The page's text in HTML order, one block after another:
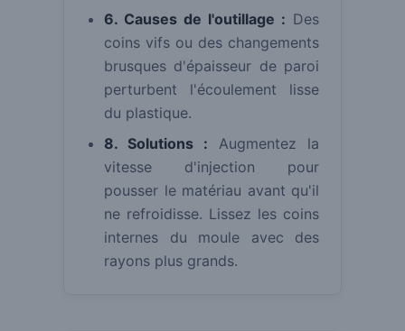
6. Causes de l'outillage : Des
coins vifs ou des changements
brusques d'épaisseur de paroi
perturbent l'écoulement lisse
du plastique.
8. Solutions : Augmentez la
vitesse d'injection pour
pousser le matériau avant qu'il
ne refroidisse. Lissez les coins
internes du moule avec des
rayons plus grands.